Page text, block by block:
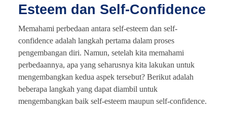
Esteem dan Self-Confidence
Memahami perbedaan antara self-esteem dan self-
confidence adalah langkah pertama dalam proses
pengembangan diri. Namun, setelah kita memahami
perbedaannya, apa yang seharusnya kita lakukan untuk
mengembangkan kedua aspek tersebut? Berikut adalah
beberapa langkah yang dapat diambil untuk
mengembangkan baik self-esteem maupun self-confidence.